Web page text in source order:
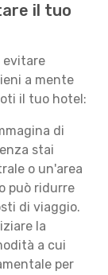
il tuo
evitare
a mente
il tuo hotel:
di
stai
o un'area
può ridurre
di viaggio.
la
a cui
per